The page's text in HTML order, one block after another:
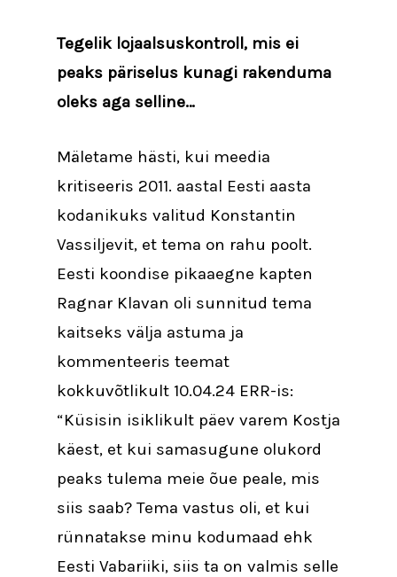
Tegelik lojaalsuskontroll, mis ei
peaks päriselus kunagi rakenduma
oleks aga selline…
Mäletame hästi, kui meedia
kritiseeris 2011. aastal Eesti aasta
kodanikuks valitud Konstantin
Vassiljevit, et tema on rahu poolt.
Eesti koondise pikaaegne kapten
Ragnar Klavan oli sunnitud tema
kaitseks välja astuma ja
kommenteeris teemat
kokkuvõtlikult 10.04.24 ERR-is:
“Küsisin isiklikult päev varem Kostja
käest, et kui samasugune olukord
peaks tulema meie õue peale, mis
siis saab? Tema vastus oli, et kui
rünnatakse minu kodumaad ehk
Eesti Vabariiki, siis ta on valmis selle